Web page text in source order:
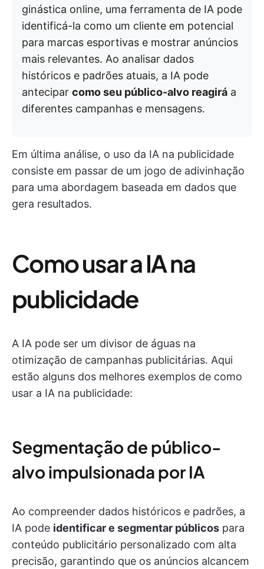
ginástica online, uma ferramenta de IA pode
identificá-la como um cliente em potencial
para marcas esportivas e mostrar anúncios
mais relevantes. Ao analisar dados
históricos e padrões atuais, a IA pode
antecipar como seu público-alvo reagirá a
diferentes campanhas e mensagens.
Em última análise, o uso da IA na publicidade
consiste em passar de um jogo de adivinhação
para uma abordagem baseada em dados que
gera resultados.
Como usar a IA na
publicidade
A IA pode ser um divisor de águas na
otimização de campanhas publicitárias. Aqui
estão alguns dos melhores exemplos de como
usar a IA na publicidade:
Segmentação de público-
alvo impulsionada por IA
Ao compreender dados históricos e padrões, a
IA pode identificar e segmentar públicos para
conteúdo publicitário personalizado com alta
precisão, garantindo que os anúncios alcancem